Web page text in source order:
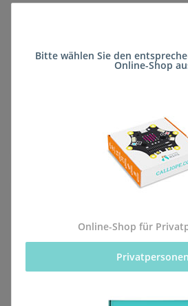
Lieferzeit:ca. 5 Wochen(DE - kein
Beschreibung
Alle Bestellungen für dieses
die Schule (Michael-Ende-Schule
Bitte wählen Sie den
Online-Shop
Online-Shop für
Privatpersonen